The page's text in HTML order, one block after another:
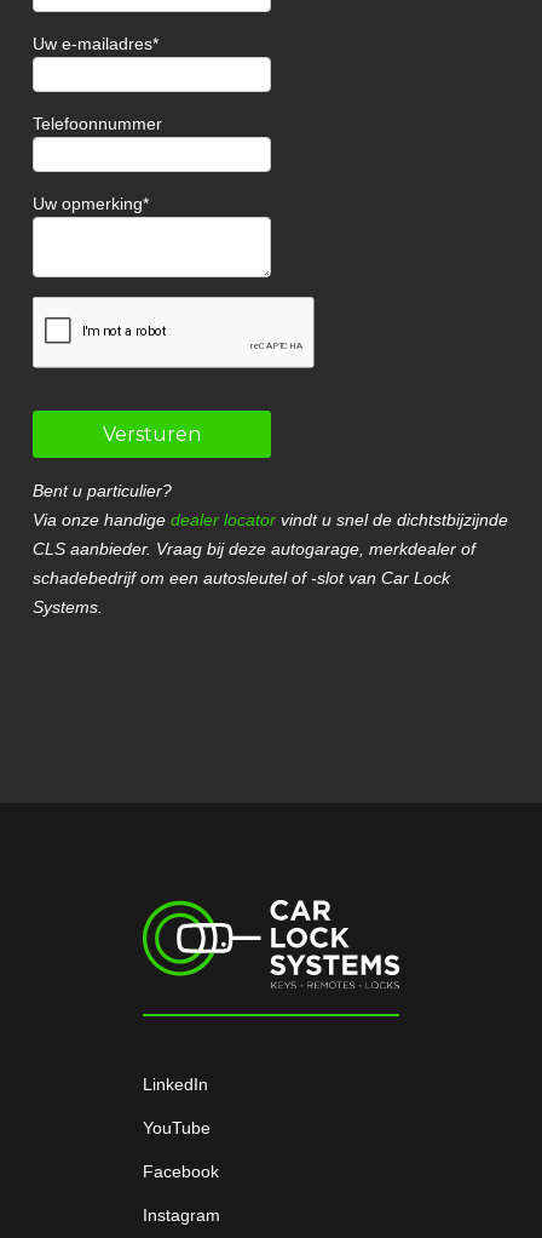
Uw e-mailadres
Telefoonnummer
Uw opmerking
Versturen
Bent u particulier?
Via onze handigedealer locator vindt u snel de dichtstbijzijnde
CLS aanbieder. Vraag bij deze autogarage, merkdealer of
schadebedrijf om een autosleutel of -slot van Car Lock
Systems.
LinkedIn
YouTube
Facebook
Instagram